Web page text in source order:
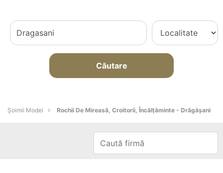
Căutare
Șoimii Modei Rochii De Mireasă, Croitorii, Încălțăminte - Drăgăşani